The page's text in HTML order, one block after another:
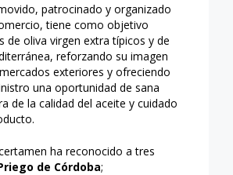
patrocinado y organizado
tiene como objetivo
de oliva virgen extra típicos y de
reforzando su imagen
exteriores y ofreciendo
una oportunidad de sana
de la calidad del aceite y cuidado
ha reconocido a tres
de Córdoba;